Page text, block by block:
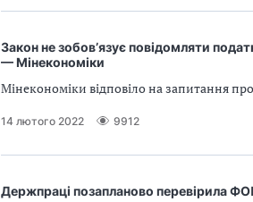
Закон не зобов’язує повідомляти
— Мінекономіки
Мінекономіки відповіло на запитання
14 лютого 2022 9912
Держпраці позапланово перевірила